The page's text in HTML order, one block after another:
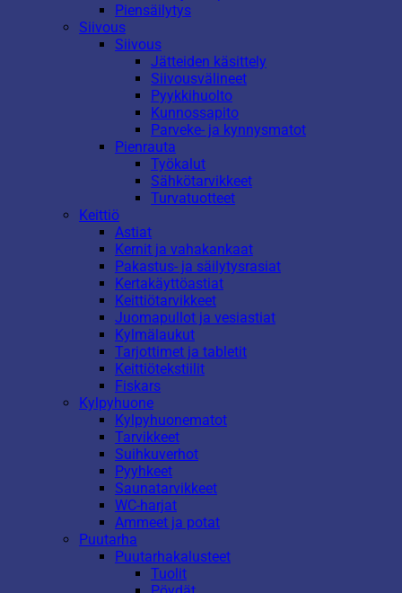
Piensäilytys
Siivous
Siivous
Jätteiden käsittely
Siivousvälineet
Pyykkihuolto
Kunnossapito
Parveke- ja kynnysmatot
Pienrauta
Työkalut
Sähkötarvikkeet
Turvatuotteet
Keittiö
Astiat
Kernit ja vahakankaat
Pakastus- ja säilytysrasiat
Kertakäyttöastiat
Keittiötarvikkeet
Juomapullot ja vesiastiat
Kylmälaukut
Tarjottimet ja tabletit
Keittiötekstiilit
Fiskars
Kylpyhuone
Kylpyhuonematot
Tarvikkeet
Suihkuverhot
Pyyhkeet
Saunatarvikkeet
WC-harjat
Ammeet ja potat
Puutarha
Puutarhakalusteet
Tuolit